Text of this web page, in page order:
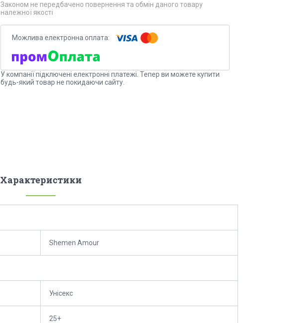
Законом не передбачено повернення та обмін даного товару
належної якості
У компанії підключені електронні платежі. Тепер ви можете купити
будь-який товар не покидаючи сайту.
Характеристики
Shemen Amour
Унісекс
25+